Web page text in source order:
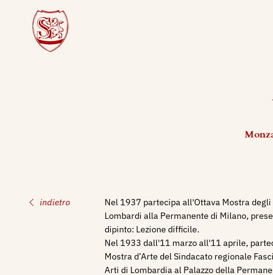
indietro
Nel 1937 partecipa all'Ottava Mostra
Lombardi alla Permanente di Milano,
dipinto: Lezione difficile.
Nel 1933 dall'11 marzo all'11 aprile,
Mostra d’Arte del Sindacato regionale
Arti di Lombardia al Palazzo della